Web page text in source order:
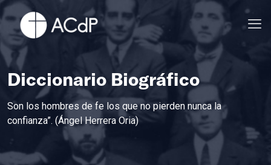
Diccionario Biográfico
Son los hombres de fe los que no pierden nunca la
confianza”. (Ángel Herrera Oria)